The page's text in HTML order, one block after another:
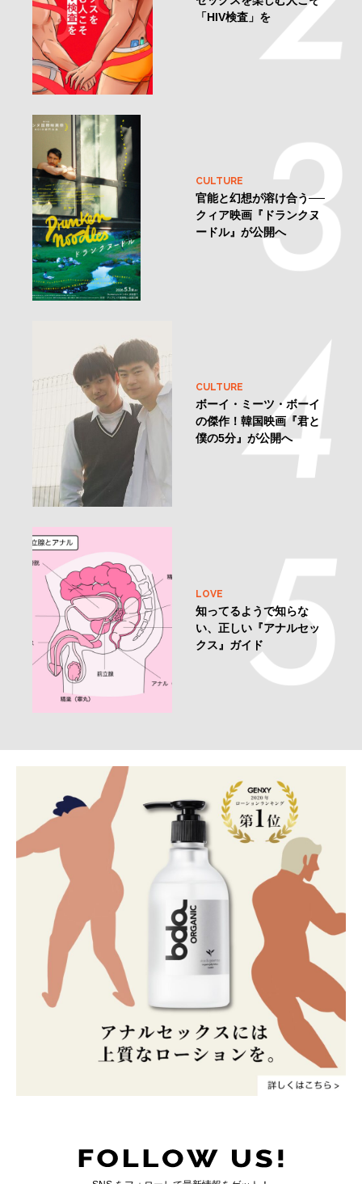
「HIV検査」を
CULTURE
官能と幻想が溶け合う──
クィア映画『ドランクヌ
ードル』が公開へ
CULTURE
ボーイ・ミーツ・ボーイ
の傑作！韓国映画『君と
僕の5分』が公開へ
LOVE
知ってるようで知らな
い、正しい『アナルセッ
クス』ガイド